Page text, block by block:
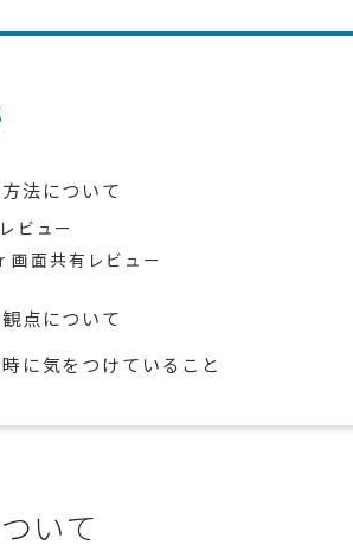
法について
ビュー
画面共有レビュー
点について
に気をつけていること
いて